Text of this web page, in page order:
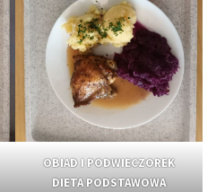
OBIAD I PODWIECZOREK
DIETA PODSTAWOWA